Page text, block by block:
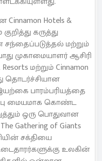
Cinnamon Hotels &
கருத்து
சந்தைப்படுத்தல் மற்றும்
முகாமையாளர் ஆசிரி
மற்றும் Cinnamon
தொடர்ச்சியான
பாரம்பரியத்தை
மையமாக கொண்ட
ஒரு பொதுவான
Gathering of Giants
சக்தியை
உலகின்